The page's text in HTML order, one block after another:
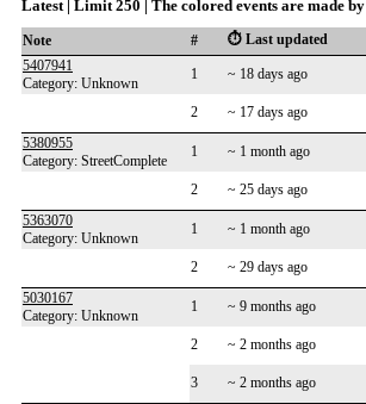
Latest | Limit 250 | The colored events are made by
Note # ⏱️ Last updated
5407941
Category: Unknown
1 ~ 18 days ago
2 ~ 17 days ago
5380955
Category: StreetComplete
1 ~ 1 month ago
2 ~ 25 days ago
5363070
Category: Unknown
1 ~ 1 month ago
2 ~ 29 days ago
5030167
Category: Unknown
1 ~ 9 months ago
2
~ 2 months ago
3 ~ 2 months ago